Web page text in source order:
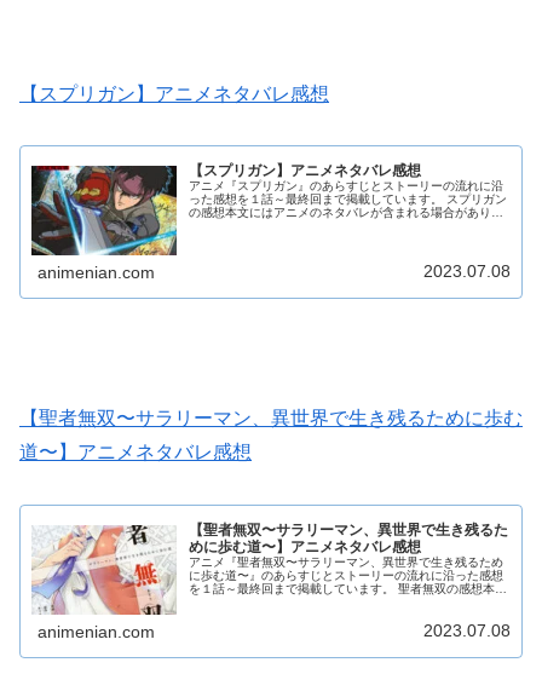
【スプリガン】アニメネタバレ感想
【スプリガン】アニメネタバレ感想
アニメ『スプリガン』のあらすじとストーリーの流れに沿
った感想を１話～最終回まで掲載しています。 スプリガン
の感想本文にはアニメのネタバレが含まれる場合がありま
animenian.com 2023.07.08
【聖者無双〜サラリーマン、異世界で生き残るために歩む
道〜】アニメネタバレ感想
【聖者無双〜サラリーマン、異世界で生き残るた
めに歩む道〜】アニメネタバレ感想
アニメ『聖者無双〜サラリーマン、異世界で生き残るため
に歩む道〜』のあらすじとストーリーの流れに沿った感想
を１話～最終回まで掲載しています。 聖者無双の感想本文
animenian.com 2023.07.08